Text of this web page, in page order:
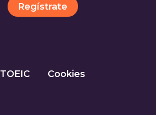
Regístrate
TOEIC Cookies